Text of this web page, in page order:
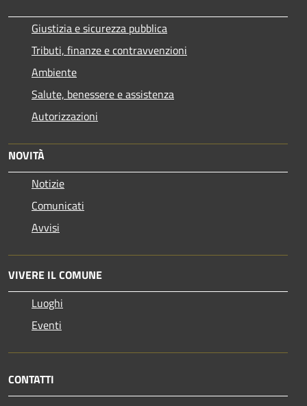
Giustizia e sicurezza pubblica
Tributi, finanze e contravvenzioni
Ambiente
Salute, benessere e assistenza
Autorizzazioni
NOVITÀ
Notizie
Comunicati
Avvisi
VIVERE IL COMUNE
Luoghi
Eventi
CONTATTI